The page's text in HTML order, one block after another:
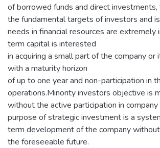
of borrowed funds and direct
the fundamental targets of investors and
needs in financial resources are
term capital is interested
in acquiring a small part of the company
with a maturity horizon
of up to one year and non-participation in
operations.Minority investors objective is
without the active participation in company
purpose of strategic investment is a
term development of the company
the foreseeable future.